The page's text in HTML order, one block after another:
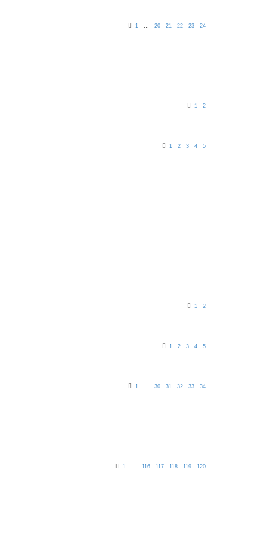
1 … 20 21 22 23 24
1 2
1 2 3 4 5
1 2
1 2 3 4 5
1 … 30 31 32 33 34
1 … 116 117 118 119 120